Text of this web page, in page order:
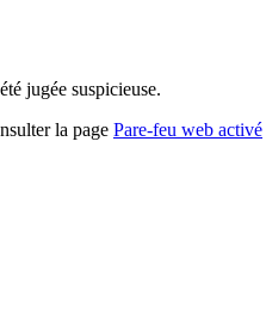
jugée suspicieuse.
la page Pare-feu web activé